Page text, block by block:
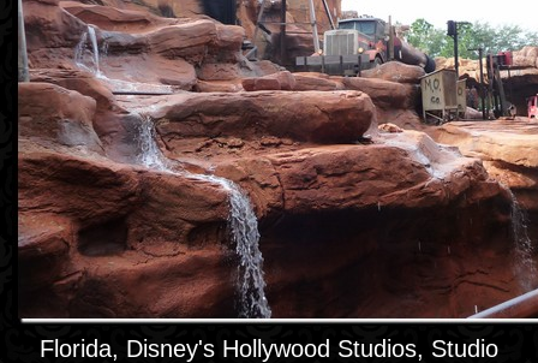
Florida, Disney's Hollywood Studios, Studio